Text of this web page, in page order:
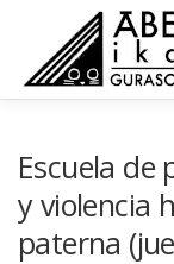
contenido
ACTAS
Escuela de
y violencia
paterna